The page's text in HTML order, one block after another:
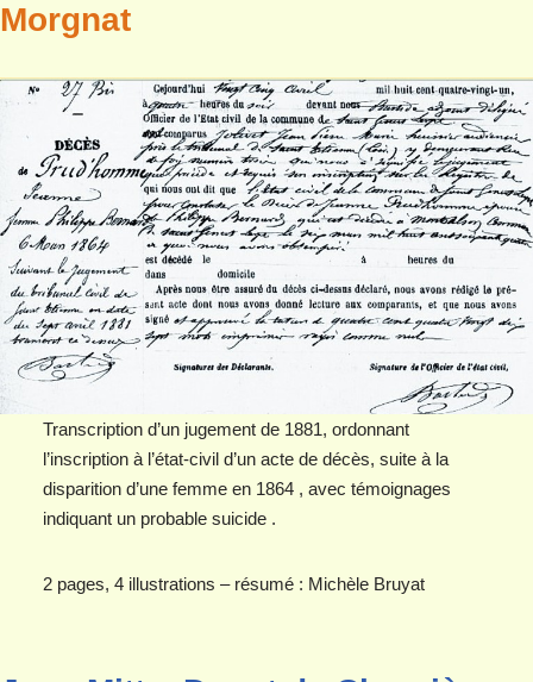
Morgnat
Transcription d’un jugement de 1881, ordonnant
l’inscription à l’état-civil d’un acte de décès, suite à la
disparition d’une femme en 1864 , avec témoignages
indiquant un probable suicide .
2 pages, 4 illustrations – résumé : Michèle Bruyat